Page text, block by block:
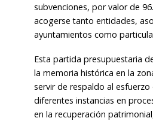
subvenciones, por valor de
acogerse tanto entidades,
ayuntamientos como
Esta partida presupuestaria
la memoria histórica en la
servir de respaldo al esfuerzo
diferentes instancias en
en la recuperación